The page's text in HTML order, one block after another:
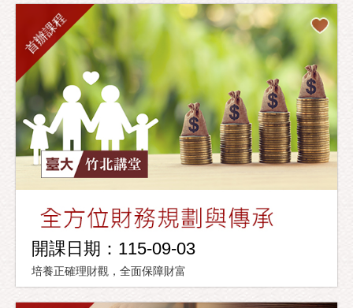
首辦課程
開課日期：115-09-03
培養正確理財觀，全面保障財富